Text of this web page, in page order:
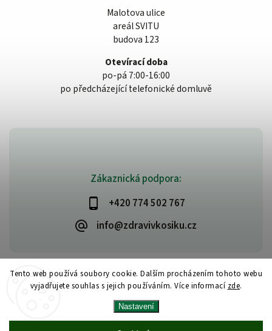
Tento web používá soubory cookie. Dalším procházením tohoto webu
vyjadřujete souhlas s jejich používáním. Více informací zde.
Nastavení
Zákaznická podpora:
+420 774 502 767
info@zdravivkosiku.cz
Malotova ulice
areál SVITU
budova 123
Otevírací doba
po-pá 7:00-16:00
po předcházející telefonické domluvě
www.zdravivkosiku.cz
Upravit nastavení cookies